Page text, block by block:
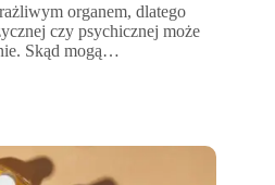
organem, dlatego
czy psychicznej może
Skąd mogą…